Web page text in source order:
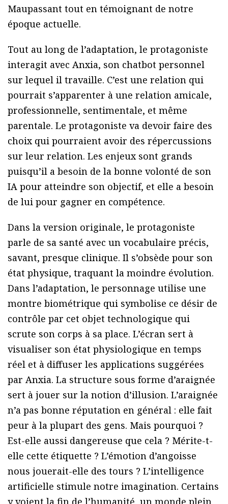
Maupassant tout en témoignant de notre
époque actuelle.
Tout au long de l’adaptation, le protagoniste
interagit avec Anxia, son chatbot personnel
sur lequel il travaille. C’est une relation qui
pourrait s’apparenter à une relation amicale,
professionnelle, sentimentale, et même
parentale. Le protagoniste va devoir faire des
choix qui pourraient avoir des répercussions
sur leur relation. Les enjeux sont grands
puisqu’il a besoin de la bonne volonté de son
IA pour atteindre son objectif, et elle a besoin
de lui pour gagner en compétence.
Dans la version originale, le protagoniste
parle de sa santé avec un vocabulaire précis,
savant, presque clinique. Il s’obsède pour son
état physique, traquant la moindre évolution.
Dans l’adaptation, le personnage utilise une
montre biométrique qui symbolise ce désir de
contrôle par cet objet technologique qui
scrute son corps à sa place. L’écran sert à
visualiser son état physiologique en temps
réel et à diffuser les applications suggérées
par Anxia. La structure sous forme d’araignée
sert à jouer sur la notion d’illusion. L’araignée
n’a pas bonne réputation en général : elle fait
peur à la plupart des gens. Mais pourquoi ?
Est-elle aussi dangereuse que cela ? Mérite-t-
elle cette étiquette ? L’émotion d’angoisse
nous jouerait-elle des tours ? L’intelligence
artificielle stimule notre imagination. Certains
y voient la fin de l’humanité, un monde plein